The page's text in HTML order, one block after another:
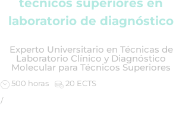
técnicos superiores en
laboratorio de diagnóstico
Experto Universitario en Técnicas de
Laboratorio Clínico y Diagnóstico
Molecular para Técnicos Superiores
500 horas
20 ECTS
/